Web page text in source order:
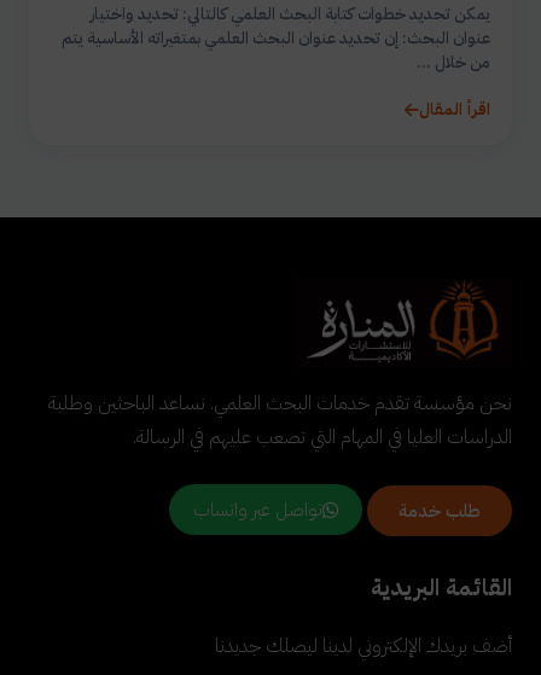
يمكن تحديد خطوات كتابة البحث العلمي كالتالي: تحديد واختيار
عنوان البحث: إن تحديد عنوان البحث العلمي بمتغيراته الأساسية يتم
من خلال ...
اقرأ المقال
نحن مؤسسة تقدم خدمات البحث العلمي. نساعد الباحثين وطلبة
الدراسات العليا في المهام التي تصعب عليهم في الرسالة.
طلب خدمة تواصل عبر واتساب
القائمة البريدية
أضف بريدك الإلكتروني لدينا ليصلك جديدنا